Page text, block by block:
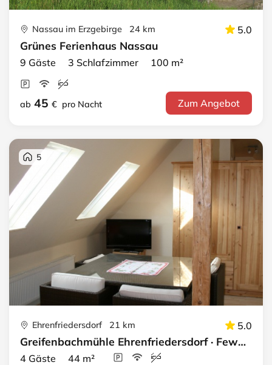
Nassau im Erzgebirge 24 km 5.0
Grünes Ferienhaus Nassau
9 Gäste 3 Schlafzimmer 100 m²
ab 45 € pro Nacht Zum Angebot
5
Ehrenfriedersdorf 21 km 5.0
Greifenbachmühle Ehrenfriedersdorf · Fewo 4 - DG rechts
4 Gäste 44 m²